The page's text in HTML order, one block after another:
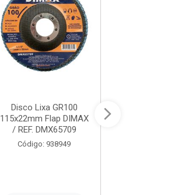
Disco Lixa GR100
115x22mm Flap DIMAX
/ REF. DMX65709
Código: 938949